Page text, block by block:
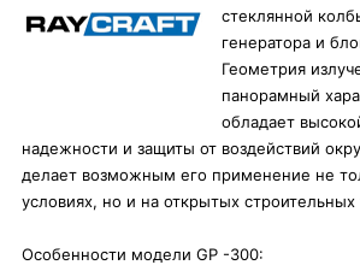
стеклянной
генератора и
Геометрия
панорамный
обладает
надежности и защиты от воздействий
делает возможным его применение не
условиях, но и на открытых строительных
Особенности модели GP -300: